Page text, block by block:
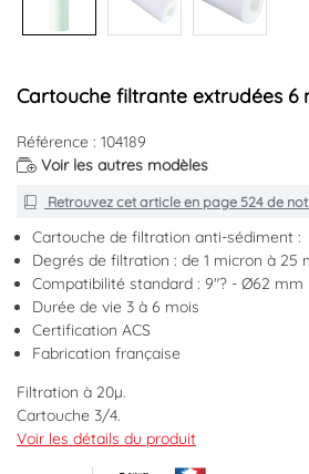
Cartouche filtrante extrudées 6
Référence : 104189
Voir les autres modèles
Retrouvez cet article en page 524de
Cartouche de filtration anti-sédiment :
Degrés de filtration : de 1 micron à 25
Compatibilité standard : 9"? - Ø62 mm
Durée de vie 3 à 6 mois
Certification ACS
Fabrication française
Filtration à 20µ.
Cartouche 3/4.
Durée de vie 6 mois.
Densité graduée de l'extérieur vers
Voir les détails du produit